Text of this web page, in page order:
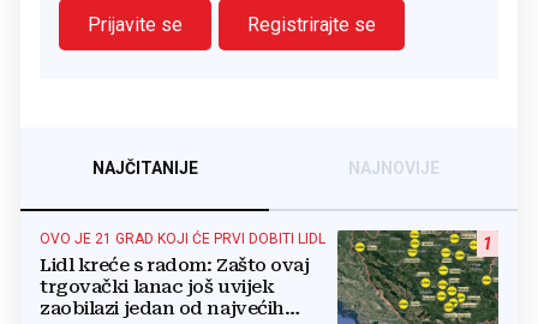
Prijavite se
Registrirajte se
NAJČITANIJE NAJNOVIJE
1
OVO JE 21 GRAD KOJI ĆE PRVI DOBITI LIDL
Lidl kreće s radom: Zašto ovaj
trgovački lanac još uvijek
zaobilazi jedan od najvećih